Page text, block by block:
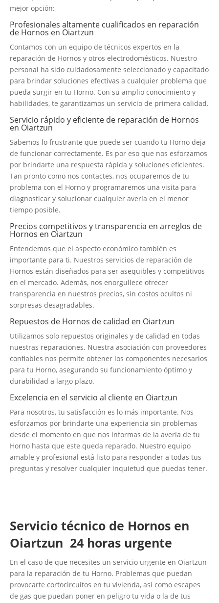
mejor opción:
Profesionales altamente cualificados en reparación
de Hornos en Oiartzun
Contamos con un equipo de técnicos expertos en la
reparación de Hornos y otros electrodomésticos. Nuestro
personal ha sido cuidadosamente seleccionado y capacitado
para brindar soluciones efectivas a cualquier problema que
pueda surgir en tu Horno. Con su amplio conocimiento y
habilidades, te garantizamos un servicio de primera calidad.
Servicio rápido y eficiente de reparación de Hornos
en Oiartzun
Sabemos lo frustrante que puede ser cuando tu Horno deja
de funcionar correctamente. Es por eso que nos esforzamos
por brindarte una respuesta rápida y soluciones eficientes.
Tan pronto como nos contactes, nos ocuparemos de tu
problema con el Horno y programaremos una visita para
diagnosticar y solucionar cualquier avería en el menor
tiempo posible.
Precios competitivos y transparencia en arreglos de
Hornos en Oiartzun
Entendemos que el aspecto económico también es
importante para ti. Nuestros servicios de reparación de
Hornos están diseñados para ser asequibles y competitivos
en el mercado. Además, nos enorgullece ofrecer
transparencia en nuestros precios, sin costos ocultos ni
sorpresas desagradables.
Repuestos de Hornos de calidad en Oiartzun
Utilizamos solo repuestos originales y de calidad en todas
nuestras reparaciones. Nuestra asociación con proveedores
confiables nos permite obtener los componentes necesarios
para tu Horno, asegurando su funcionamiento óptimo y
durabilidad a largo plazo.
Excelencia en el servicio al cliente en Oiartzun
Para nosotros, tu satisfacción es lo más importante. Nos
esforzamos por brindarte una experiencia sin problemas
desde el momento en que nos informas de la avería de tu
Horno hasta que este queda reparado. Nuestro equipo
amable y profesional está listo para responder a todas tus
preguntas y resolver cualquier inquietud que puedas tener.
Servicio técnico de Hornos en
Oiartzun 24 horas urgente
En el caso de que necesites un servicio urgente en Oiartzun
para la reparación de tu Horno. Problemas que puedan
provocarte cortocircuitos en tu vivienda, así como escapes
de gas que puedan poner en peligro tu vida o la de tus